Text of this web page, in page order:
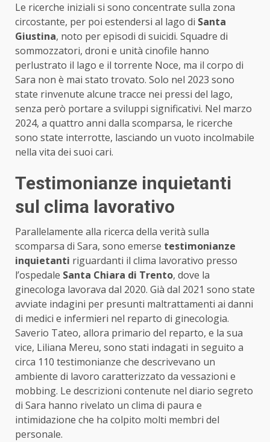
Le ricerche iniziali si sono concentrate sulla zona
circostante, per poi estendersi al lago di Santa
Giustina, noto per episodi di suicidi. Squadre di
sommozzatori, droni e unità cinofile hanno
perlustrato il lago e il torrente Noce, ma il corpo di
Sara non è mai stato trovato. Solo nel 2023 sono
state rinvenute alcune tracce nei pressi del lago,
senza però portare a sviluppi significativi. Nel marzo
2024, a quattro anni dalla scomparsa, le ricerche
sono state interrotte, lasciando un vuoto incolmabile
nella vita dei suoi cari.
Testimonianze inquietanti
sul clima lavorativo
Parallelamente alla ricerca della verità sulla
scomparsa di Sara, sono emerse testimonianze
inquietanti riguardanti il clima lavorativo presso
l’ospedale Santa Chiara di Trento, dove la
ginecologa lavorava dal 2020. Già dal 2021 sono state
avviate indagini per presunti maltrattamenti ai danni
di medici e infermieri nel reparto di ginecologia.
Saverio Tateo, allora primario del reparto, e la sua
vice, Liliana Mereu, sono stati indagati in seguito a
circa 110 testimonianze che descrivevano un
ambiente di lavoro caratterizzato da vessazioni e
mobbing. Le descrizioni contenute nel diario segreto
di Sara hanno rivelato un clima di paura e
intimidazione che ha colpito molti membri del
personale.